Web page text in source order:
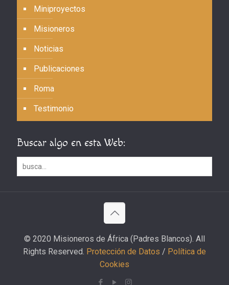
Miniproyectos
Misioneros
Noticias
Publicaciones
Roma
Testimonio
Buscar algo en esta Web:
© 2020 Misioneros de África (Padres Blancos). All
Rights Reserved. Protección de Datos / Política de
Cookies